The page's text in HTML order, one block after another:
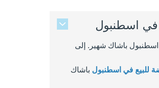
في اسطنبول
باشاك شهير. إلى
للبيع في اسطنبول باشاك